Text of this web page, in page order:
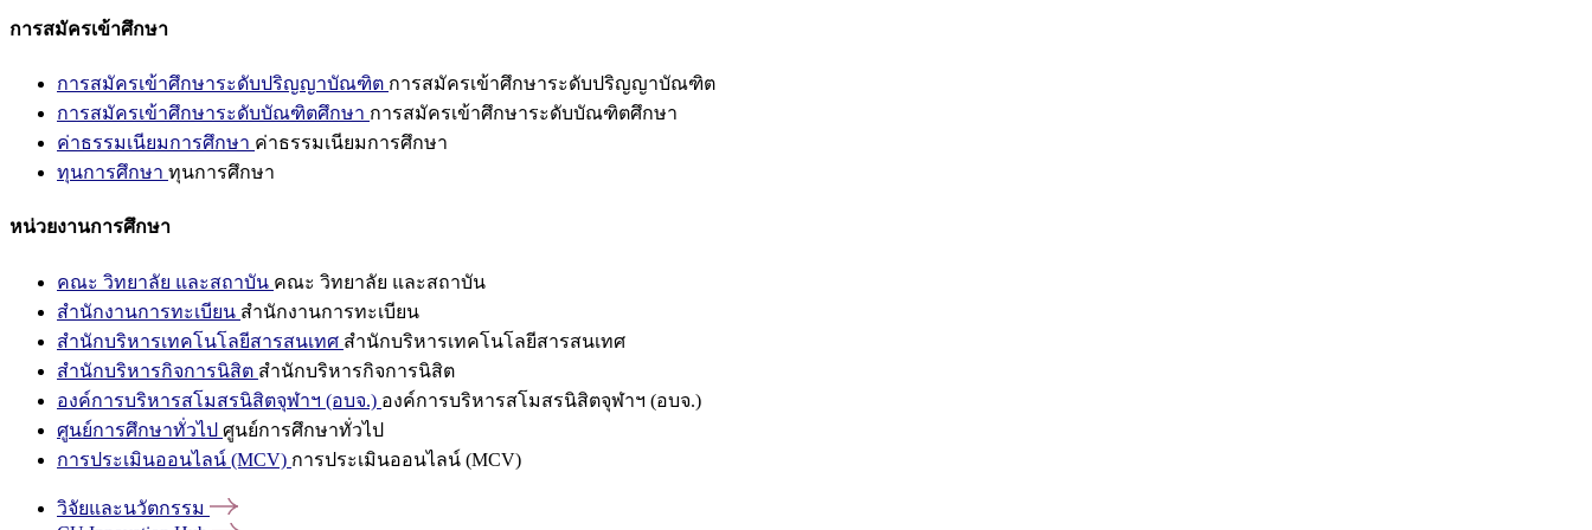
การสมัครเข้าศึกษา
การสมัครเข้าศึกษาระดับปริญญาบัณฑิต การสมัครเข้าศึกษาระดับปริญญาบัณฑิต
การสมัครเข้าศึกษาระดับบัณฑิตศึกษา การสมัครเข้าศึกษาระดับบัณฑิตศึกษา
ค่าธรรมเนียมการศึกษา ค่าธรรมเนียมการศึกษา
ทุนการศึกษา ทุนการศึกษา
หน่วยงานการศึกษา
คณะ วิทยาลัย และสถาบัน คณะ วิทยาลัย และสถาบัน
สำนักงานการทะเบียน สำนักงานการทะเบียน
สำนักบริหารเทคโนโลยีสารสนเทศ สำนักบริหารเทคโนโลยีสารสนเทศ
สำนักบริหารกิจการนิสิต สำนักบริหารกิจการนิสิต
องค์การบริหารสโมสรนิสิตจุฬาฯ (อบจ.) องค์การบริหารสโมสรนิสิตจุฬาฯ (อบจ.)
ศูนย์การศึกษาทั่วไป ศูนย์การศึกษาทั่วไป
การประเมินออนไลน์ (MCV) การประเมินออนไลน์ (MCV)
วิจัยและนวัตกรรม